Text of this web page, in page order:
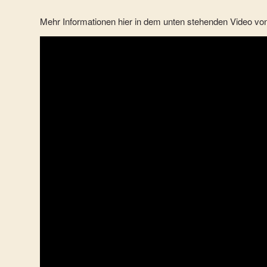
Mehr Informationen hier in dem unten stehenden Video